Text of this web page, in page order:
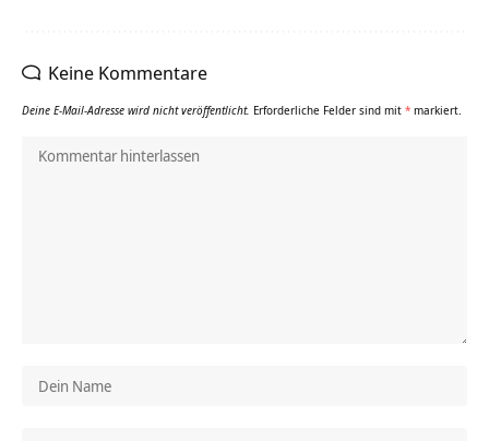
Keine Kommentare
Deine E-Mail-Adresse wird nicht veröffentlicht. Erforderliche Felder sind mit * markiert.